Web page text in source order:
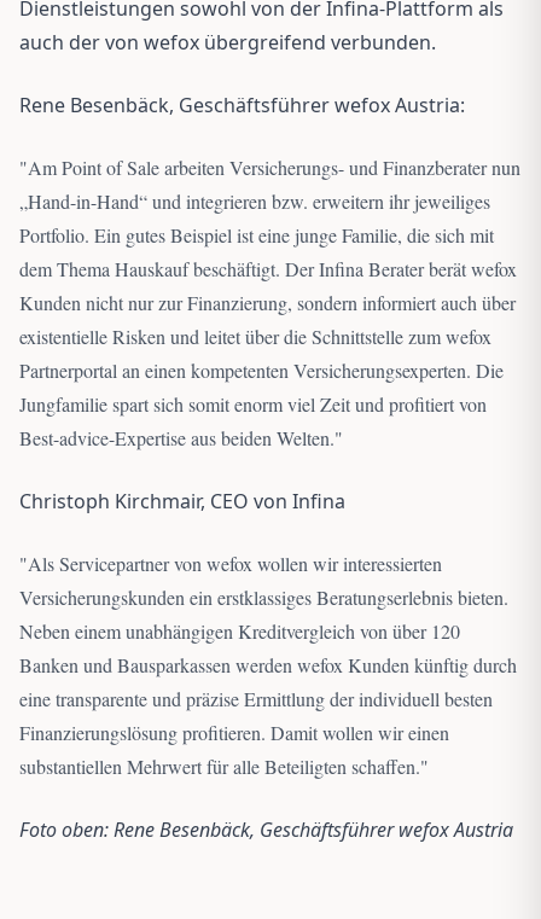
Dienstleistungen sowohl von der Infina-Plattform als
auch der von wefox übergreifend verbunden.
Rene Besenbäck, Geschäftsführer wefox Austria:
"Am Point of Sale arbeiten Versicherungs- und Finanzberater nun
„Hand-in-Hand“ und integrieren bzw. erweitern ihr jeweiliges
Portfolio. Ein gutes Beispiel ist eine junge Familie, die sich mit
dem Thema Hauskauf beschäftigt. Der Infina Berater berät wefox
Kunden nicht nur zur Finanzierung, sondern informiert auch über
existentielle Risken und leitet über die Schnittstelle zum wefox
Partnerportal an einen kompetenten Versicherungsexperten. Die
Jungfamilie spart sich somit enorm viel Zeit und profitiert von
Best-advice-Expertise aus beiden Welten."
Christoph Kirchmair, CEO von Infina
"Als Servicepartner von wefox wollen wir interessierten
Versicherungskunden ein erstklassiges Beratungserlebnis bieten.
Neben einem unabhängigen Kreditvergleich von über 120
Banken und Bausparkassen werden wefox Kunden künftig durch
eine transparente und präzise Ermittlung der individuell besten
Finanzierungslösung profitieren. Damit wollen wir einen
substantiellen Mehrwert für alle Beteiligten schaffen."
Foto oben: Rene Besenbäck, Geschäftsführer wefox Austria